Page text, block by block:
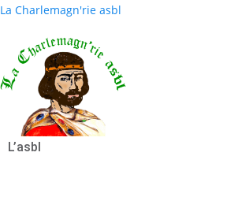
La Charlemagn'rie asbl
L’asbl